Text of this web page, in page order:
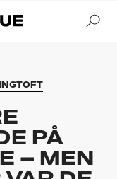
Soundvenue
PÅ
– MEN